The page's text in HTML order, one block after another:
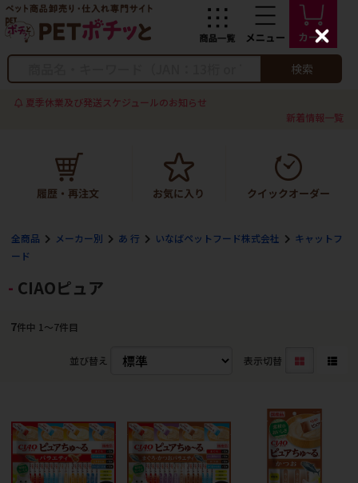
検索
夏季休業及び発送スケジュールのお知らせ
新着情報一覧
全商品 メーカー別 あ 行 いなばペットフード株式会社
キャットフ
ード
CIAOピュア
7件中 1〜7件目
並び替え 表示切替
C
l
s